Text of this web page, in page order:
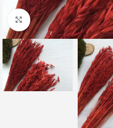
Клацніть, щоб збільшити